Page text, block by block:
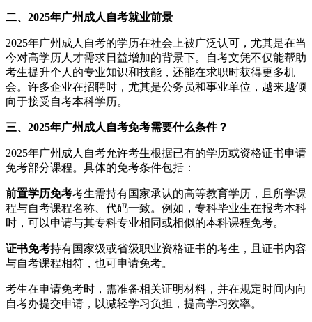
二、2025年广州成人自考就业前景
2025年广州成人自考的学历在社会上被广泛认可，尤其是在当
今对高学历人才需求日益增加的背景下。自考文凭不仅能帮助
考生提升个人的专业知识和技能，还能在求职时获得更多机
会。许多企业在招聘时，尤其是公务员和事业单位，越来越倾
向于接受自考本科学历。
三、2025年广州成人自考免考需要什么条件？
2025年广州成人自考允许考生根据已有的学历或资格证书申请
免考部分课程。具体的免考条件包括：
前置学历免考考生需持有国家承认的高等教育学历，且所学课
程与自考课程名称、代码一致。例如，专科毕业生在报考本科
时，可以申请与其专科专业相同或相似的本科课程免考。
证书免考持有国家级或省级职业资格证书的考生，且证书内容
与自考课程相符，也可申请免考。
考生在申请免考时，需准备相关证明材料，并在规定时间内向
自考办提交申请，以减轻学习负担，提高学习效率。